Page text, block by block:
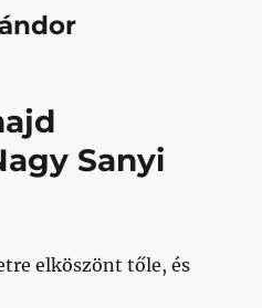
Sanyi
elköszönt tőle, és